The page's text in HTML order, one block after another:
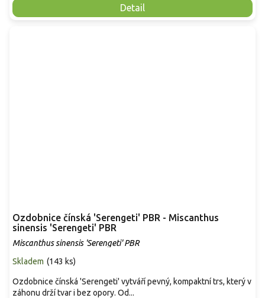
Detail
Ozdobnice čínská 'Serengeti' PBR - Miscanthus
sinensis 'Serengeti' PBR
Miscanthus sinensis 'Serengeti' PBR
Skladem (143 ks)
Ozdobnice čínská 'Serengeti' vytváří pevný, kompaktní trs, který v
záhonu drží tvar i bez opory. Od...